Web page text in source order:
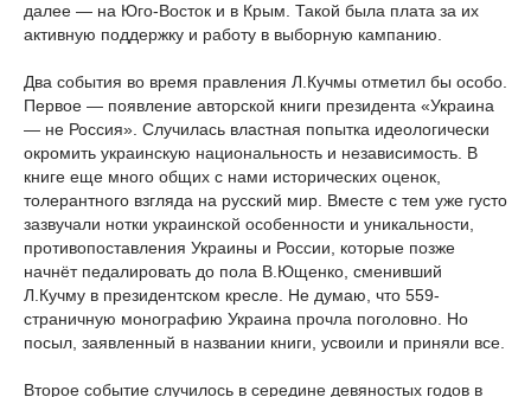
далее — на Юго-Восток и в Крым. Такой была плата за их
активную поддержку и работу в выборную кампанию.
Два события во время правления Л.Кучмы отметил бы особо.
Первое — появление авторской книги президента «Украина
— не Россия». Случилась властная попытка идеологически
окромить украинскую национальность и независимость. В
книге еще много общих с нами исторических оценок,
толерантного взгляда на русский мир. Вместе с тем уже густо
зазвучали нотки украинской особенности и уникальности,
противопоставления Украины и России, которые позже
начнёт педалировать до пола В.Ющенко, сменивший
Л.Кучму в президентском кресле. Не думаю, что 559-
страничную монографию Украина прочла поголовно. Но
посыл, заявленный в названии книги, усвоили и приняли все.
Второе событие случилось в середине девяностых годов в